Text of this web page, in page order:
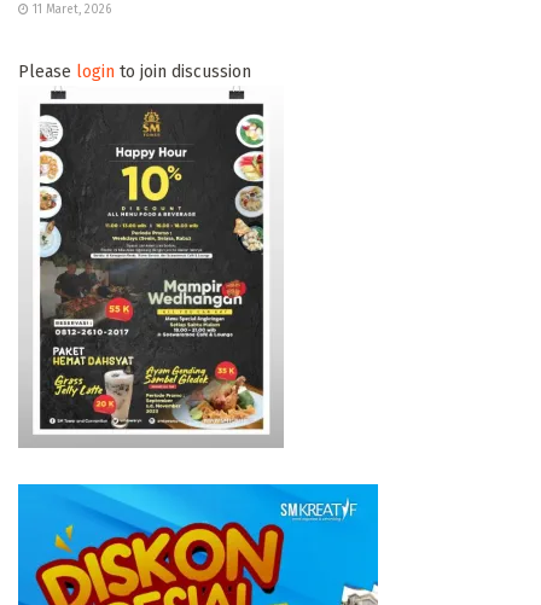
11 Maret, 2026
Please login to join discussion